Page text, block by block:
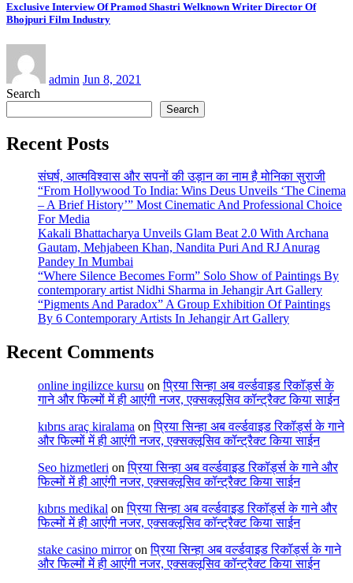
Exclusive Interview Of Pramod Shastri Welknown Writer Director Of
Bhojpuri Film Industry
admin Jun 8, 2021
Search
Search
Recent Posts
संघर्ष, आत्मविश्वास और सपनों की उड़ान का नाम है मोनिका सुराजी
“From Hollywood To India: Wins Deus Unveils ‘The Cinema
– A Brief History’” Most Cinematic And Professional Choice
For Media
Kakali Bhattacharya Unveils Glam Beat 2.0 With Archana
Gautam, Mehjabeen Khan, Nandita Puri And RJ Anurag
Pandey In Mumbai
“Where Silence Becomes Form” Solo Show of Paintings By
contemporary artist Nidhi Sharma in Jehangir Art Gallery
“Pigments And Paradox” A Group Exhibition Of Paintings
By 6 Contemporary Artists In Jehangir Art Gallery
Recent Comments
online ingilizce kursu onप्रिया सिन्हा अब वर्ल्डवाइड रिकॉर्ड्स के
गाने और फिल्मों में ही आएंगी नजर, एक्सक्लूसिव कॉन्ट्रैक्ट किया साईन
kıbrıs araç kiralama onप्रिया सिन्हा अब वर्ल्डवाइड रिकॉर्ड्स के गाने
और फिल्मों में ही आएंगी नजर, एक्सक्लूसिव कॉन्ट्रैक्ट किया साईन
Seo hizmetleri onप्रिया सिन्हा अब वर्ल्डवाइड रिकॉर्ड्स के गाने और
फिल्मों में ही आएंगी नजर, एक्सक्लूसिव कॉन्ट्रैक्ट किया साईन
kıbrıs medikal onप्रिया सिन्हा अब वर्ल्डवाइड रिकॉर्ड्स के गाने और
फिल्मों में ही आएंगी नजर, एक्सक्लूसिव कॉन्ट्रैक्ट किया साईन
stake casino mirroronप्रिया सिन्हा अब वर्ल्डवाइड रिकॉर्ड्स के गाने
और फिल्मों में ही आएंगी नजर, एक्सक्लूसिव कॉन्ट्रैक्ट किया साईन